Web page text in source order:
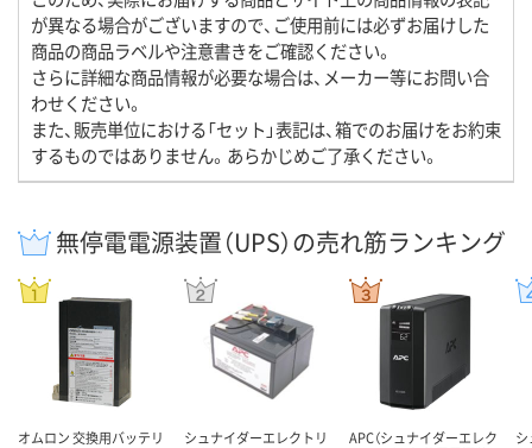
が異なる場合がございますので、ご使用前には必ずお届けした
商品の商品ラベルや注意書きをご確認ください。
さらに詳細な商品情報が必要な場合は、メーカー等にお問い合
わせください。
また、販売単位における「セット」表記は、箱でのお届けをお約束
するものではありません。あらかじめご了承ください。
無停電電源装置（UPS）の売れ筋ランキング
オムロン 交換用バッテリ
シュナイダーエレクトリ
APC（シュナイダーエレク